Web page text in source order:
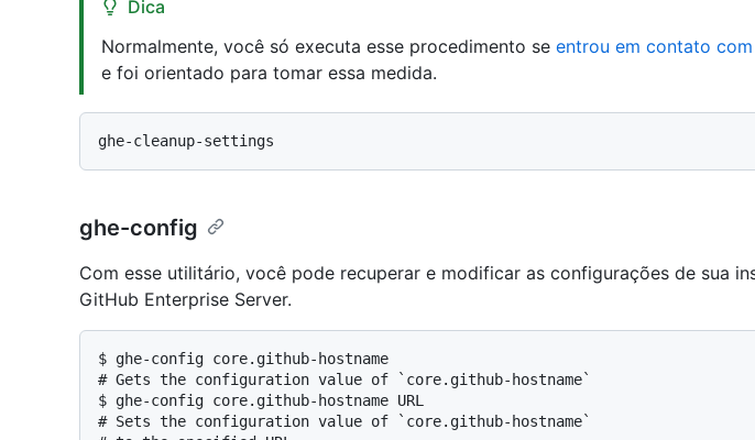
Dica
Normalmente, você só executa esse procedimento se entrou em contato
e foi orientado para tomar essa medida.
ghe-config
Com esse utilitário, você pode recuperar e modificar as configurações de sua
GitHub Enterprise Server.
$ ghe-config core.github-hostname
# Gets the configuration value of `core.github-hostname`
$ ghe-config core.github-hostname URL
# Sets the configuration value of `core.github-hostname`